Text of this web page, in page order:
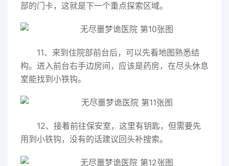
部的门卡，这就是下一个重点探索区域。
11、来到住院部前台后，可以先看地图熟悉结
构。进入前台右手边房间，应该是药房，在尽头休息
室能找到小铁钩。
12、接着前往保安室，这里有钥匙，但需要先
用到小铁钩，没有的话建议回头补搜索。